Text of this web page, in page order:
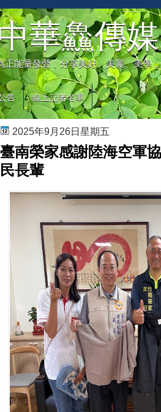
華鱻傳媒
正能量發聲，分享美好、美麗、美學
告 線上記者名單
2025年9月26日星期五
臺南榮家感謝陸海空軍
民長輩